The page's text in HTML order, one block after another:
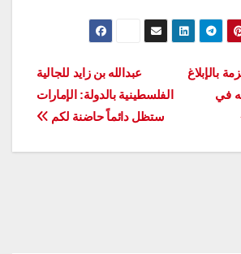
عبدالله بن زايد للجالية
الفلسطينية بالدولة: الإمارات
ستظل دائماً حاضنة لكم
بالإبلاغ
في